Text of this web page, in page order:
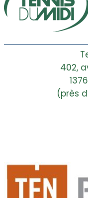
402,
(près